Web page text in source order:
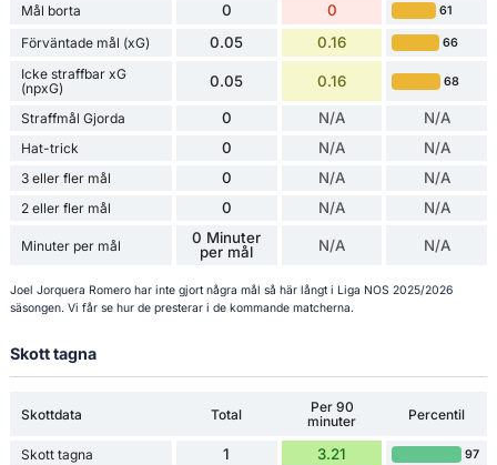
Mål borta 0 0 61
Förväntade mål (xG) 0.05 0.16 66
Icke straffbar xG
(npxG)
0.05 0.16 68
Straffmål Gjorda 0 N/A N/A
Hat-trick 0 N/A N/A
3 eller fler mål 0 N/A N/A
2 eller fler mål 0 N/A N/A
Minuter per mål
0 Minuter
per mål
N/A N/A
Joel Jorquera Romero har inte gjort några mål så här långt i Liga NOS 2025/2026
säsongen. Vi får se hur de presterar i de kommande matcherna.
Skott tagna
Skottdata Total
Per 90
minuter
Percentil
Skott tagna 1 3.21 97